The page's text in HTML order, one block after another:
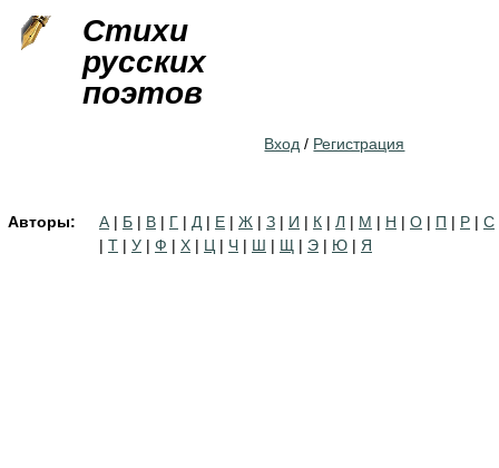
Стихи
русских
поэтов
Вход / Регистрация
Авторы: А | Б | В | Г | Д | Е | Ж | З | И | К | Л | М | Н | О | П | Р | С
| Т | У | Ф | Х | Ц | Ч | Ш | Щ | Э | Ю | Я